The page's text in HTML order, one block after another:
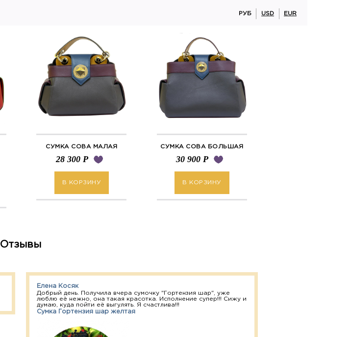
РУБ USD EUR
СУМКА СОВА МАЛАЯ
28 300 Р
В КОРЗИНУ
СУМКА СОВА БОЛЬШАЯ
30 900 Р
В КОРЗИНУ
Отзывы
Елена Косяк
Добрый день. Получила вчера сумочку "Гортензия шар", уже
люблю её нежно, она такая красотка. Исполнение супер!!! Сижу и
думаю, куда пойти её выгулять. Я счастлива!!!
Сумка Гортензия шар желтая